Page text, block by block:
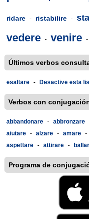
ridare - ristabilire -
vedere - venire -
Últimos verbos
esaltare - Desactive esta
Verbos con
abbandonare - abbronzare
aiutare - alzare - amare -
aspettare - attirare -
Programa de